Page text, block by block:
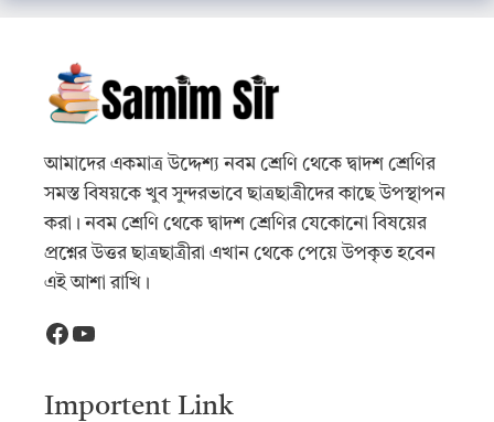
আমাদের একমাত্র উদ্দেশ্য নবম শ্রেণি থেকে দ্বাদশ শ্রেণির
সমস্ত বিষয়কে খুব সুন্দরভাবে ছাত্রছাত্রীদের কাছে উপস্থাপন
করা। নবম শ্রেণি থেকে দ্বাদশ শ্রেণির যেকোনো বিষয়ের
প্রশ্নের উত্তর ছাত্রছাত্রীরা এখান থেকে পেয়ে উপকৃত হবেন
এই আশা রাখি।
Facebook
YouTube
Importent Link